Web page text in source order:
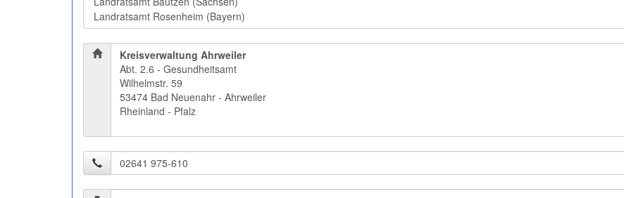
Kreisverwaltung Ahrweiler
Abt. 2.6 - Gesundheitsamt
Wilhelmstr. 59
53474 Bad Neuenahr - Ahrweiler
Rheinland - Pfalz